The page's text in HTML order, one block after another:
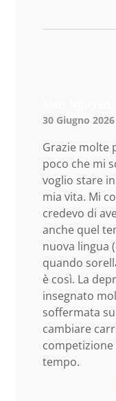
30 Giugno
Grazie molte
poco che mi
voglio stare
mia vita. Mi
credevo di
anche quel
nuova lingua
quando
è così. La
insegnato
soffermata
cambiare
tempo.